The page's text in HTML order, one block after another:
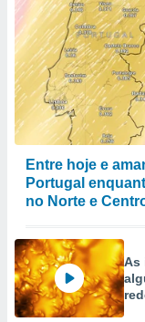
em “
o
num
para
Entre hoje e
Portugal
no Norte e
As